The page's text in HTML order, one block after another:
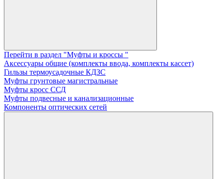
Перейти в раздел "Муфты и кроссы "
Аксессуары общие (комплекты ввода, комплекты кассет)
Гильзы термоусадочные КДЗС
Муфты грунтовые магистральные
Муфты кросс ССД
Муфты подвесные и канализационные
Компоненты оптических сетей